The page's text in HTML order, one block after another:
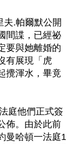
夫.帕爾默公開
間諜，已經祕
要與她離婚的
有展現「虎
攪渾水，畢竟
庭他們正式簽
佈。由於此前
曼哈頓一法庭1